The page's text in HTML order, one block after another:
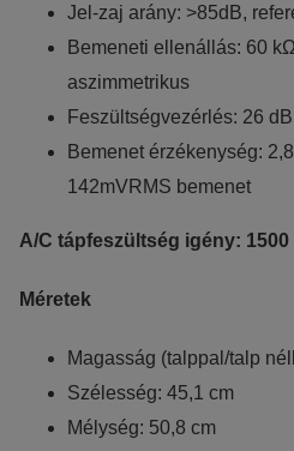
Jel-zaj arány: >85dB,
Bemeneti ellenállás: 60
aszimmetrikus
Feszültségvezérlés: 26 dB
Bemenet érzékenység:
142mVRMS bemenet
A/C tápfeszültség igény: 1500
Méretek
Magasság (talppal/talp
Szélesség: 45,1 cm
Mélység: 50,8 cm